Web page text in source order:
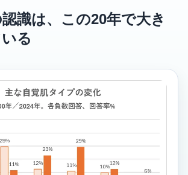
識は、この20年で大き
る